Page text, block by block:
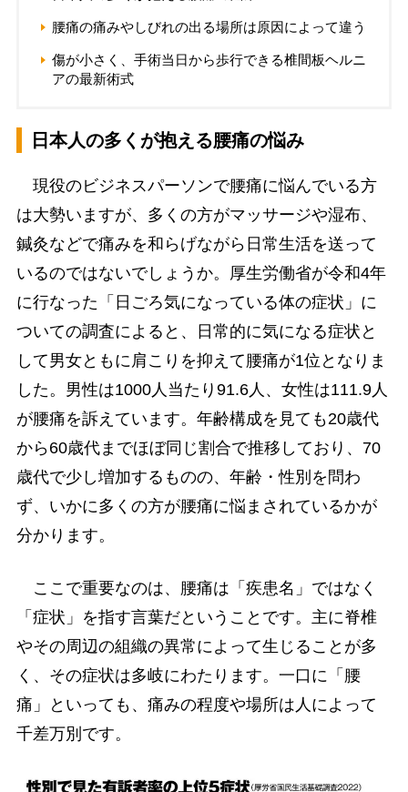
腰痛の痛みやしびれの出る場所は原因によって違う
傷が小さく、手術当日から歩行できる椎間板ヘルニ
アの最新術式
日本人の多くが抱える腰痛の悩み
現役のビジネスパーソンで腰痛に悩んでいる方
は大勢いますが、多くの方がマッサージや湿布、
鍼灸などで痛みを和らげながら日常生活を送って
いるのではないでしょうか。厚生労働省が令和4年
に行なった「日ごろ気になっている体の症状」に
ついての調査によると、日常的に気になる症状と
して男女ともに肩こりを抑えて腰痛が1位となりま
した。男性は1000人当たり91.6人、女性は111.9人
が腰痛を訴えています。年齢構成を見ても20歳代
から60歳代までほぼ同じ割合で推移しており、70
歳代で少し増加するものの、年齢・性別を問わ
ず、いかに多くの方が腰痛に悩まされているかが
分かります。
ここで重要なのは、腰痛は「疾患名」ではなく
「症状」を指す言葉だということです。主に脊椎
やその周辺の組織の異常によって生じることが多
く、その症状は多岐にわたります。一口に「腰
痛」といっても、痛みの程度や場所は人によって
千差万別です。